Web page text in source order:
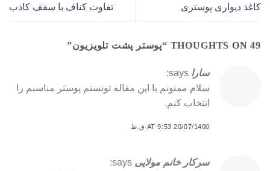
کاغذ دیواری پوستری تفاوت کناف با سقف کاذب
49 THOUGHTS ON “ پوستر پشت تلویزیون”
سارا says:
سلام ممنونم با این مقاله تونستم پوستر مناسبم را
انتخاب کنم.
20/07/1400 AT 9:53 ق.ظ
سرکار خانم مولایی says: